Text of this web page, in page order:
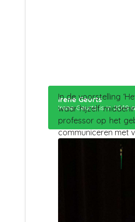
Irene Geurts
Irene Geurts is in
In de voorstelling
waar hijzelf
professor op het
communiceren met